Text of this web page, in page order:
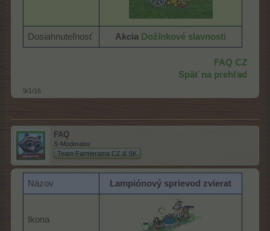
Dosiahnuteľnosť Akcia Dožínkové slavnosti
FAQ CZ
Späť na prehľad
9/1/16
FAQ
S-Moderator
Team Farmerama CZ & SK
Názov Lampiónový sprievod zvierat
Ikona